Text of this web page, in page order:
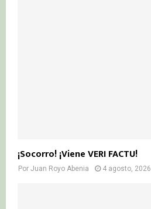
¡Socorro! ¡Viene VERI FACTU!
Por Juan Royo Abenia 4 agosto, 2026